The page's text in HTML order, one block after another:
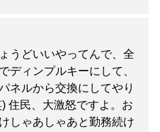
うどいいやってんで、全
ディンプルキーにして、
ネルから交換にしてやり
住民、大激怒ですよ。お
しゃあしゃあと勤務続け